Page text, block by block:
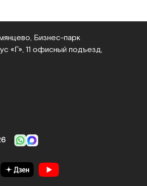
Бизнес‑парк
«Г», 11 офисный подъезд,